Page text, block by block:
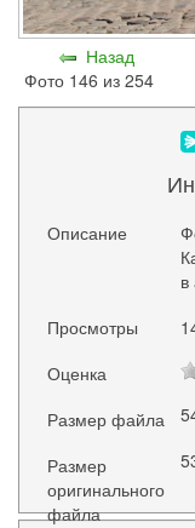
Назад
Фото 146 из 254
Описание
в
Просмотры
Оценка
Размер файла
Размер
оригинального
файла